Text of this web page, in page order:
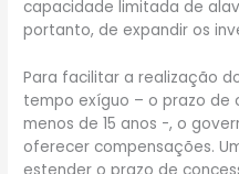
capacidade limitada de
portanto, de expandir os
Para facilitar a realização
tempo exíguo – o prazo de
menos de 15 anos -, o
oferecer compensações.